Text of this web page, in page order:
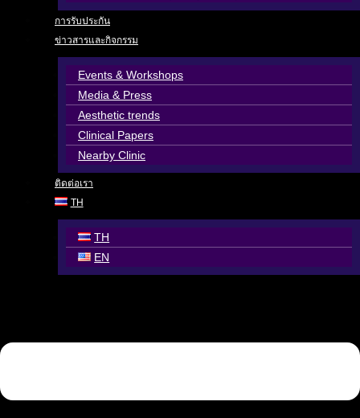
การรับประกัน
ข่าวสารและกิจกรรม
Events & Workshops
Media & Press
Aesthetic trends
Clinical Papers
Nearby Clinic
ติดต่อเรา
TH
TH
EN